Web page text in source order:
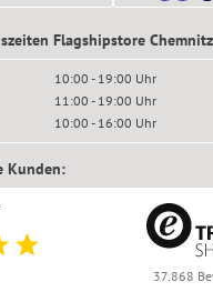
Flagshipstore
10:00 - 19:00 Uhr
11:00 - 19:00 Uhr
10:00 - 16:00 Uhr
Kunden:
37.868